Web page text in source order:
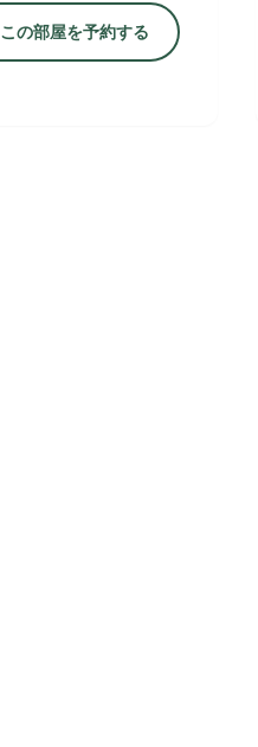
この部屋を予約する